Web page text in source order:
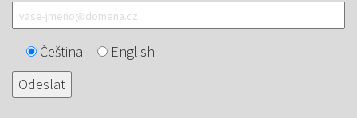
Čeština English